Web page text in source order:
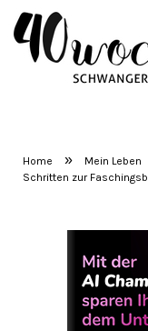
Home » Mein Leben
Schritten zur